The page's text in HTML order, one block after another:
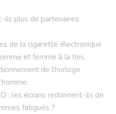
ils plus de partenaires
de la cigarette électronique
et femme à la fois.
de l’horloge
: les écrans redonnent-ils de
fatigués ?